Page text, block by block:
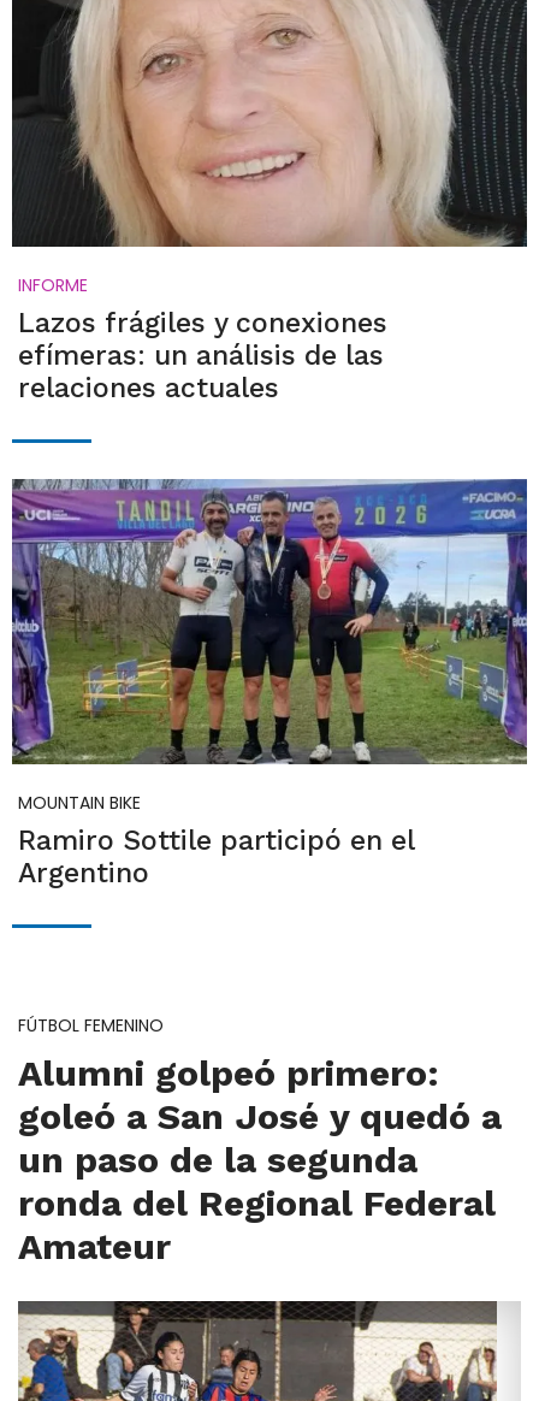
INFORME
Lazos frágiles y conexiones
efímeras: un análisis de las
relaciones actuales
MOUNTAIN BIKE
Ramiro Sottile participó en el
Argentino
FÚTBOL FEMENINO
Alumni golpeó primero:
goleó a San José y quedó a
un paso de la segunda
ronda del Regional Federal
Amateur